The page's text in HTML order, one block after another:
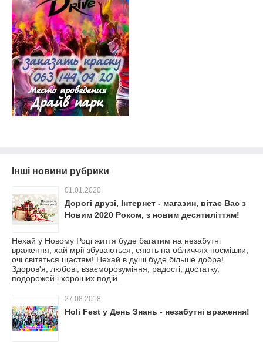
Інші новини рубрики
01.01.2020
Дорогі друзі, Інтернет - магазин, вітає Вас з
Новим 2020 Роком, з новим десятиліттям!
Нехай у Новому Році життя буде багатим на незабутні
враження, хай мрії збуваються, сяють на обличчях посмішки,
очі світяться щастям! Нехай в душі буде більше добра!
Здоров'я, любові, взаєморозуміння, радості, достатку,
подорожей і хороших подій.
27.08.2018
Holi Fest у День Знань - незабутні враження!